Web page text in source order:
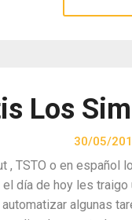
Los
30/05/
, TSTO o en
día de hoy les
algunas